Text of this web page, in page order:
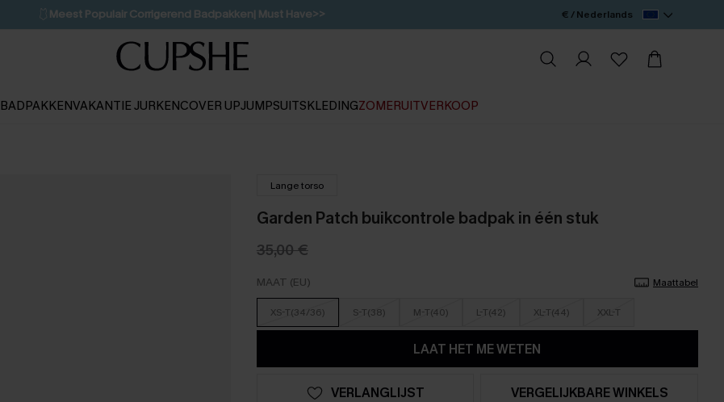
🩱 Meest Populair Corrigerend Badpakken| Must Have>>
💌Abonneer je & ontvang tot 15% korting>>
Koop 3, krijg 15% korting | CODE: SW15
€ / Nederlands
BADPAKKENVAKANTIE JURKENCOVER UPJUMPSUITSKLEDINGZOMERUITVERKOOP
Lange torso
Garden Patch buikcontrole badpak in één stuk
35,00 €
MAAT (EU) Maattabel
XS-T(34/36) S-T(38) M-T(40) L-T(42) XL-T(44) XXL-T
LAAT HET ME WETEN
VERLANGLIJST VERGELIJKBARE WINKELS